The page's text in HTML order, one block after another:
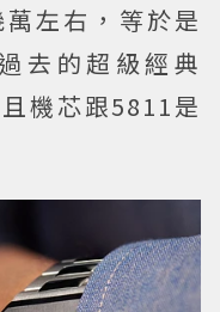
左右，等於是
去的超級經典
機芯跟5811是